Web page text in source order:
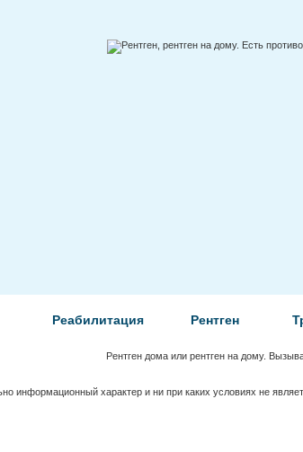
Реабилитация Рентген
Рентген дома или рентген на дому.
информационный характер и ни при каких условиях не